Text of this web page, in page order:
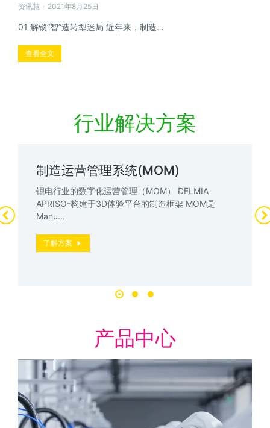
资讯慧 2021年8月25日
01 解锁“智”造转型迷局 近年来，制造…
查看全文
行业解决方案
制造运营管理系统(MOM)
锂电行业的数字化运营管理（MOM） DELMIA
APRISO-构建于3D体验平台的制造框架 MOM是
Manu…
了解方案
产品中心